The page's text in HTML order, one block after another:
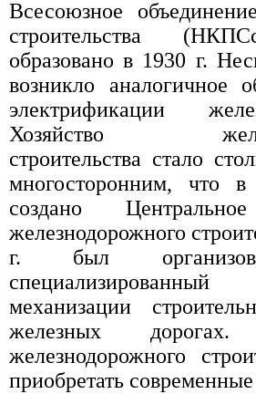
Всесоюзное
строительства
образовано в 1930 г.
возникло аналогичное
электрификации
Хозяйство
строительства стало
многосторонним, что
создано
железнодорожного
г. был
механизации
железных дорогах.
железнодорожного
приобретать